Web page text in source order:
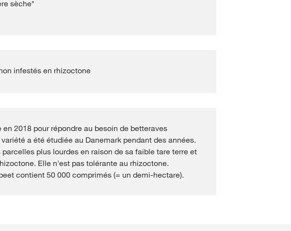
sèche*
infestés en rhizoctone
2018 pour répondre au besoin de betteraves
a été étudiée au Danemark pendant des années.
plus lourdes en raison de sa faible tare terre et
Elle n'est pas tolérante au rhizoctone.
contient 50 000 comprimés (= un demi-hectare).